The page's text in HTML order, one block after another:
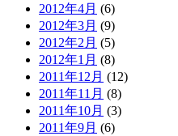
2012年4月 (6)
2012年3月 (9)
2012年2月 (5)
2012年1月 (8)
2011年12月 (12)
2011年11月 (8)
2011年10月 (3)
2011年9月 (6)